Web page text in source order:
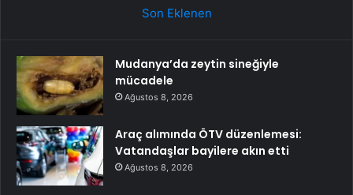
Son Eklenen
Mudanya’da zeytin sineğiyle
mücadele
Ağustos 8, 2026
Araç alımında ÖTV düzenlemesi:
Vatandaşlar bayilere akın etti
Ağustos 8, 2026